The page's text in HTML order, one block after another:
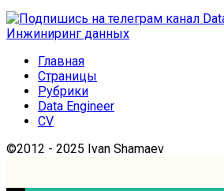
Главная
Страницы
Рубрики
Data Engineer
CV
©2012 - 2025 Ivan Shamaev